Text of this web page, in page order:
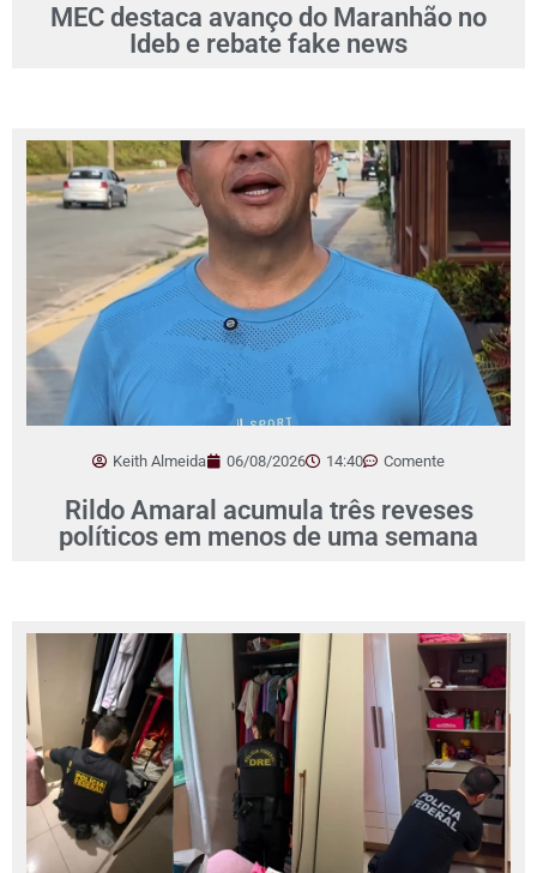
MEC destaca avanço do Maranhão no
Ideb e rebate fake news
Keith Almeida 06/08/2026 14:40 Comente
Rildo Amaral acumula três reveses
políticos em menos de uma semana